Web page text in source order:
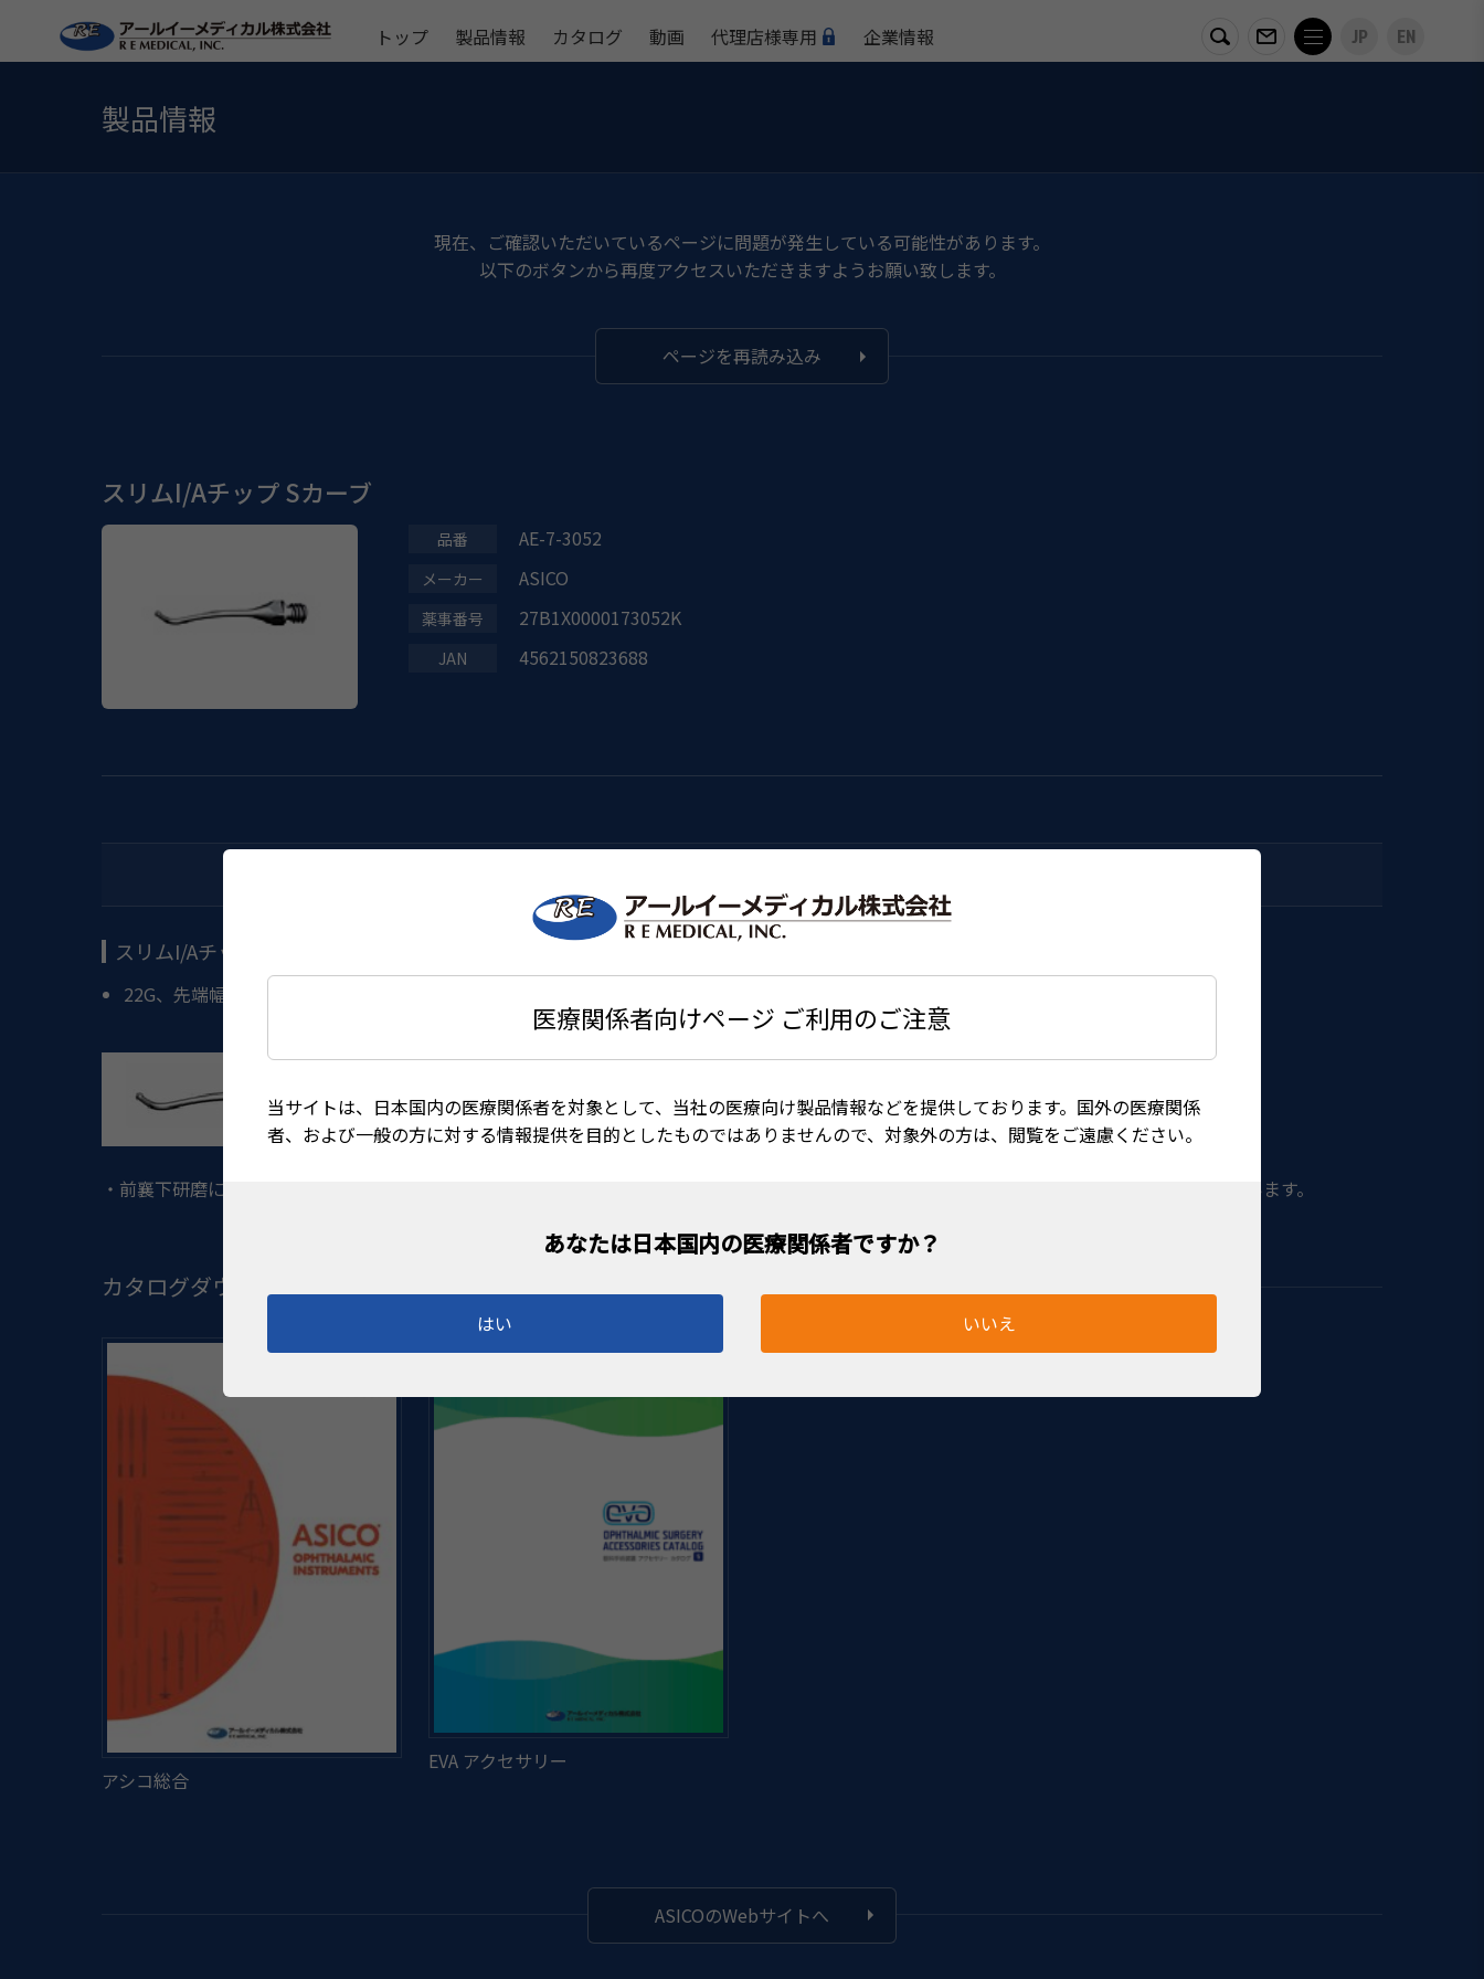
医療関係者向けページ ご利用のご注意
当サイトは、日本国内の医療関係者を対象として、当社の医療向け製品情報などを提供しております。国外の医療関係
者、および一般の方に対する情報提供を目的としたものではありませんので、対象外の方は、閲覧をご遠慮ください。
はい いいえ
トップ 製品情報 カタログ 動画 代理店様専用 企業情報 JP EN
製品情報
現在、ご確認いただいているページに問題が発生している可能性があります。
以下のボタンから再度アクセスいただきますようお願い致します。
ページを再読み込み
スリムI/Aチップ Sカーブ
AE-7-3052
ASICO
27B1X0000173052K
4562150823688
スリムI/Aチップ Sカーブ
22G、先端幅0.7mm、ポート径0.3×0.2mm 楕円
・前襄下研磨に最適です。 ・小切開創からの操作性が大幅に向上した22G の新しいI/A チップです。 ・チップにはサンドブラスト加工が施されています。
カタログダウンロード
ASICOのWebサイトへ